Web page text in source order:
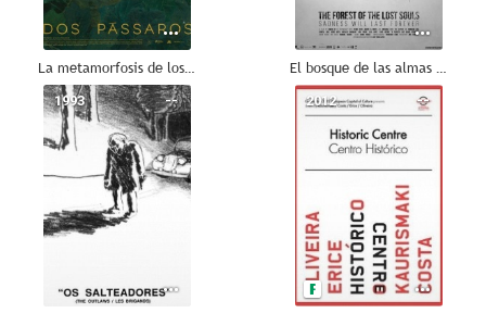
La metamorfosis de los pájaros El bosque de las almas perdidas
--
1993 --
2012